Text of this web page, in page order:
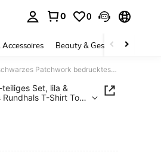
0 0
Beauty & Gesundheit
8-12 Jahre Mädchen süß & cool 2-teiliges Set, lila & schwarzes Patchwork bedrucktes Rundhals T-Shirt Top und lässige ausgestellte Hose, minimalistischer stilvoller Sommer-Outfit
Set, lila &
T-Shirt Top
stilvoller